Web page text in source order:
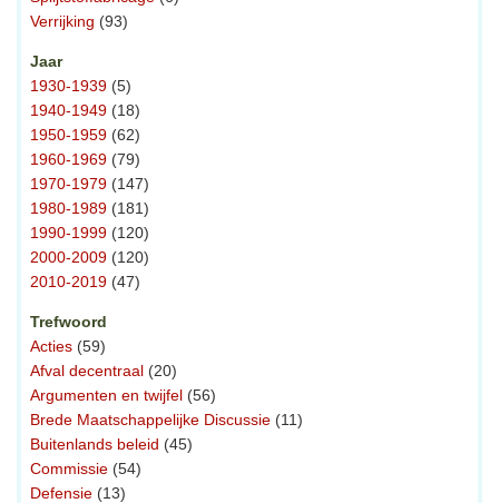
Verrijking (93)
Jaar
1930-1939 (5)
1940-1949 (18)
1950-1959 (62)
1960-1969 (79)
1970-1979 (147)
1980-1989 (181)
1990-1999 (120)
2000-2009 (120)
2010-2019 (47)
Trefwoord
Acties (59)
Afval decentraal (20)
Argumenten en twijfel (56)
Brede Maatschappelijke Discussie (11)
Buitenlands beleid (45)
Commissie (54)
Defensie (13)